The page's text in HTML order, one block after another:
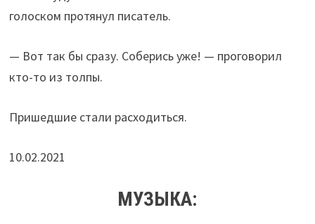
голоском протянул писатель.
— Вот так бы сразу. Соберись уже! — проговорил
кто-то из толпы.
Пришедшие стали расходиться.
10.02.2021
МУЗЫКА: